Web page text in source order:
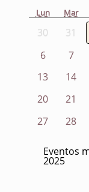
Lun Mar
30 31
6
7
13
14
20
21
27
28
Eventos
2025